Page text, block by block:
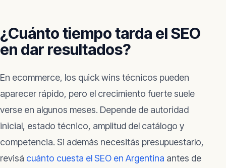
¿Cuánto tiempo tarda el SEO
en dar resultados?
En ecommerce, los quick wins técnicos pueden
aparecer rápido, pero el crecimiento fuerte suele
verse en algunos meses. Depende de autoridad
inicial, estado técnico, amplitud del catálogo y
competencia. Si además necesitás presupuestarlo,
revisá cuánto cuesta el SEO en Argentina antes de